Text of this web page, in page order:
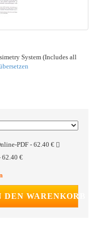
System (Includes all
PDF - 62.40 €
62.40 €
DEN WARENKORB